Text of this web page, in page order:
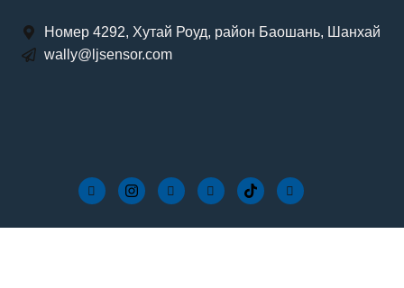
Номер 4292, Хутай Роуд, район Баошань, Шанхай
wally@ljsensor.com